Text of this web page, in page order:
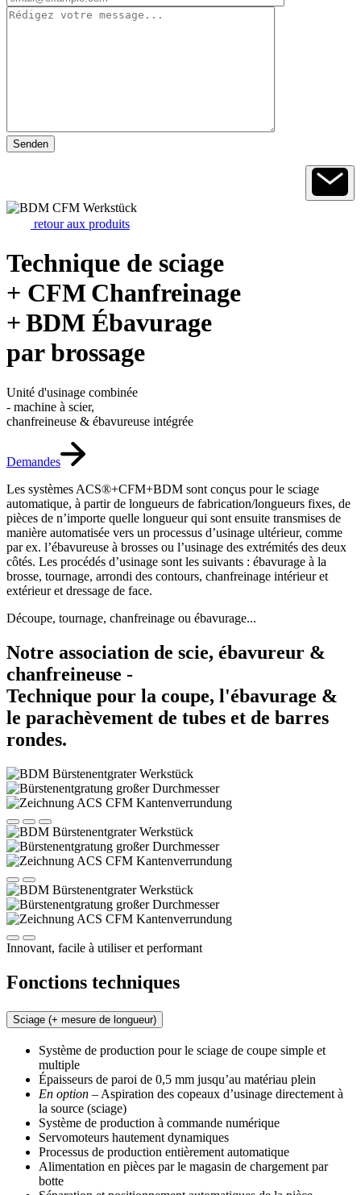
retour aux produits
Technique de sciage
+ CFM Chanfreinage
+ BDM Ébavurage
par brossage
Unité d'usinage combinée
- machine à scier,
chanfreineuse & ébavureuse intégrée
Demandes
Les systèmes ACS®+CFM+BDM sont conçus pour le sciage
automatique, à partir de longueurs de fabrication/longueurs fixes, de
pièces de n’importe quelle longueur qui sont ensuite transmises de
manière automatisée vers un processus d’usinage ultérieur, comme
par ex. l’ébavureuse à brosses ou l’usinage des extrémités des deux
côtés. Les procédés d’usinage sont les suivants : ébavurage à la
brosse, tournage, arrondi des contours, chanfreinage intérieur et
extérieur et dressage de face.
Découpe, tournage, chanfreinage ou ébavurage...
Notre association de scie, ébavureur &
chanfreineuse -
Technique pour la coupe, l'ébavurage &
le parachèvement de tubes et de barres
rondes.
Innovant, facile à utiliser et performant
Fonctions techniques
Sciage (+ mesure de longueur)
Système de production pour le sciage de coupe simple et
multiple
Épaisseurs de paroi de 0,5 mm jusqu’au matériau plein
En option – Aspiration des copeaux d’usinage directement à
la source (sciage)
Système de production à commande numérique
Servomoteurs hautement dynamiques
Processus de production entièrement automatique
Alimentation en pièces par le magasin de chargement par
botte